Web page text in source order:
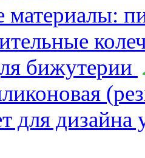
материалы:
бижутерии
для